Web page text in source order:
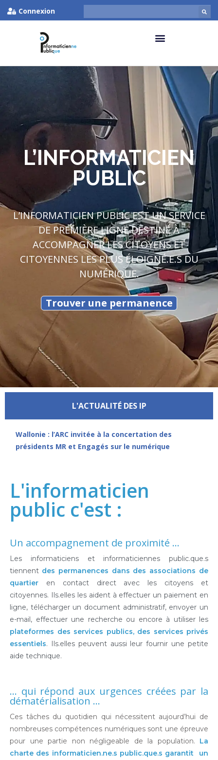
Connexion
L’INFORMATICIEN
PUBLIC
L’INFORMATICIEN PUBLIC EST UN SERVICE
DE PREMIÈRE LIGNE DESTINÉ À
ACCOMPAGNER LES CITOYENS ET
CITOYENNES LES PLUS ÉLOIGNÉ.E.S DU
NUMÉRIQUE.
Trouver une permanence
L'ACTUALITÉ DES IP
Wallonie : l’ARC invitée à la concertation des
présidents MR et Engagés sur le numérique
L'informaticien
public c'est :
Un accompagnement de proximité …
Les informaticiens et informaticiennes public.que.s
tiennent des permanences dans des associations de
quartier en contact direct avec les citoyens et
citoyennes. Ils.elles les aident à effectuer un paiement en
ligne, télécharger un document administratif, envoyer un
e-mail, effectuer une recherche ou encore à utiliser les
plateformes des services publics, des services privés
essentiels. Ils.elles peuvent aussi leur fournir une petite
aide technique.
… qui répond aux urgences créées par la
dématérialisation …
Ces tâches du quotidien qui nécessitent aujourd’hui de
nombreuses compétences numériques sont une épreuve
pour une partie non négligeable de la population. La
charte des informaticien.ne.s public.que.s garantit un